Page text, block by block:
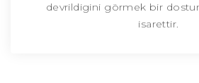
devrildigini görmek bir
isarettir.